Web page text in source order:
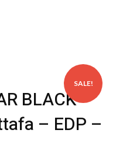
BLACK
– EDP –
SALE!